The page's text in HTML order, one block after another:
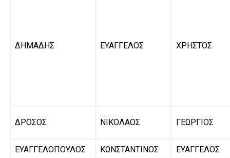
ΔΗΜΑΔΗΣ ΕΥΑΓΓΕΛΟΣ ΧΡΗΣΤΟΣ
ΔΡΟΣΟΣ ΝΙΚΟΛΑΟΣ ΓΕΩΡΓΙΟΣ
ΕΥΑΓΓΕΛΟΠΟΥΛΟΣ ΚΩΝΣΤΑΝΤΙΝΟΣ ΕΥΑΓΓΕΛΟΣ